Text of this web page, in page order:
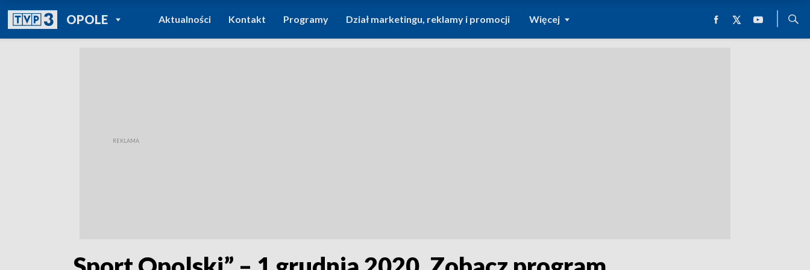
OPOLEPOWRÓT DO
TVP REGIONY
Aktualności Kontakt Programy Dział marketingu, reklamy i promocji Więcej